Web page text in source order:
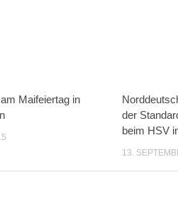
Maifeiertag in
der
beim HSV
13.